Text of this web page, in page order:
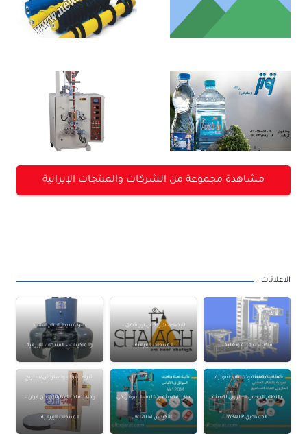
المصنع
منتجات ايرانية
شركة آرسو
خزر – انتاج
شركة ايرانية
لإنتاج
الماكينات –
مشاهدة مجموعة من الشركات والمنتجات الإيرانية
الاعلانات
ماكينات تعبئة وتغليف
للإضاءة شركة آني نور شفق –
المنتجات الإيرانية
شركة پديدار لانتاج الآلات
والماكينات – المنتجات الإيرانية
ماكينة تعبئة وتغليف عمودية
بالنظام الحجمي الحلزوني لتعبئة
المساحيق W340 P
ماكينة تعبئة وتغليف السوائل في
الأكياس w120 M
شراء شرنك واسترتش/ستريج
وماكينة لف استرتش من ايران –
المنتجات الإيرانية